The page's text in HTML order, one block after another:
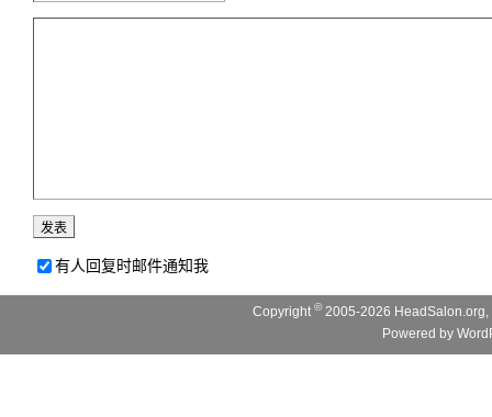
有人回复时邮件通知我
Copyright© 2005-2026
Powered by